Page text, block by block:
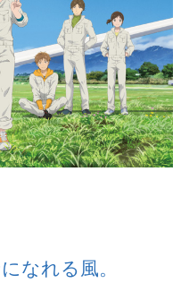
なれる風。